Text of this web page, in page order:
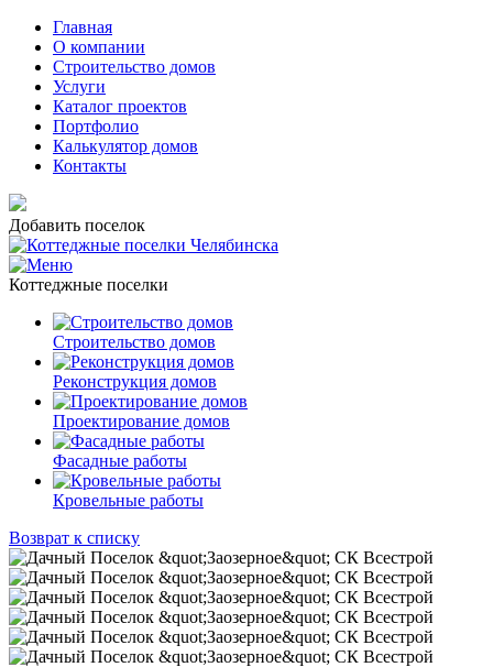
Главная
О компании
Строительство домов
Услуги
Каталог проектов
Портфолио
Калькулятор домов
Контакты
Добавить поселок
Коттеджные поселки
Строительство домов
Реконструкция домов
Проектирование домов
Фасадные работы
Кровельные работы
Возврат к списку